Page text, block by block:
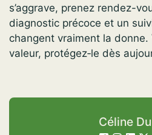
s’aggrave, prenez rendez-
diagnostic précoce et un
changent vraiment la
valeur, protégez‑le dès
Céline